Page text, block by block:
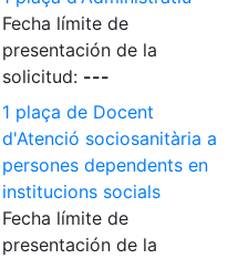
Fecha límite de
presentación de la
solicitud: ---
1 plaça de Docent
d'Atenció sociosanitària a
persones dependents en
institucions socials
Fecha límite de
presentación de la